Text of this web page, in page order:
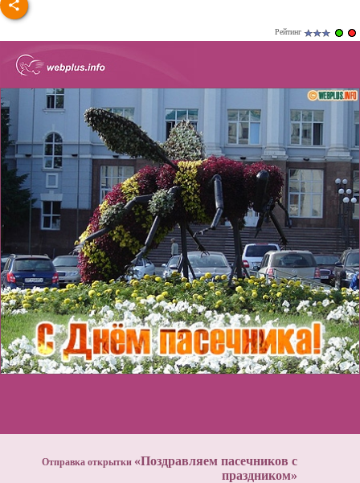
Рейтинг
Отправка открытки «Поздравляем пасечников с
праздником»